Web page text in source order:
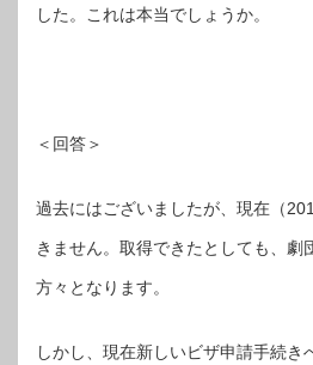
した。これは本当でしょうか。
＜回答＞
過去にはございましたが、現在（
きません。取得できたとしても、劇
方々となります。
しかし、現在新しいビザ申請手続き